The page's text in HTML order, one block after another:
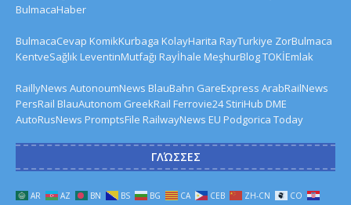
BulmacaHaber
BulmacaCevap KomikKurbaga KolayHarita RayTurkiye ZorBulmaca
KentveSağlık LeventinMutfağı Rayİhale MeşhurBlogTOKİEmlak
RaillyNews AutonoumNews BlauBahn GareExpress ArabRailNews
PersRail BlauAutonom GreekRail Ferrovie24 StiriHub DME
AutoRusNews PromptsFile RailwayNews EU Podgorica Today
ΓΛΏΣΣΕΣ
AR AZ BN BS BG CA CEB ZH-CN
CO